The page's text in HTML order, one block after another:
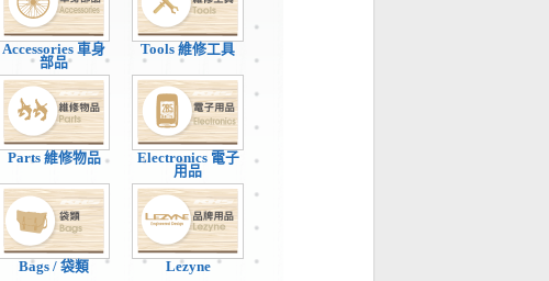
Accessories 車身
部品
Tools 維修工具
Parts 維修物品
Electronics 電子
用品
Bags / 袋類 Lezyne